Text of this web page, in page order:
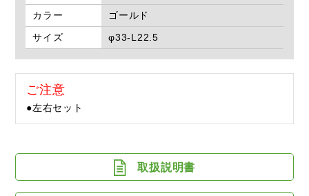
カラー
ゴールド
サイズ
φ33-L22.5
ご注意
●左右セット
取扱説明書